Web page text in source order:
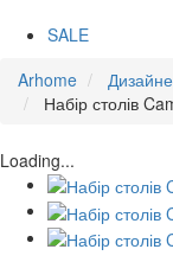
SALE
Arhome
Набір столів
Loading...